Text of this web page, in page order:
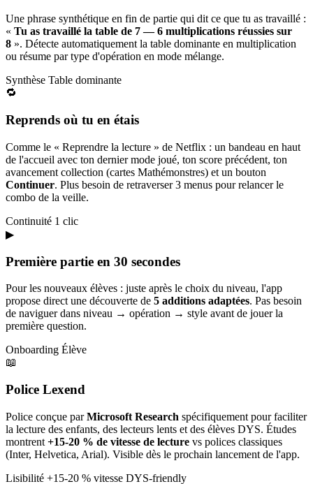
Une phrase synthétique en fin de partie qui dit ce que tu as travaillé :
« Tu as travaillé la table de 7 — 6 multiplications réussies sur
8 ». Détecte automatiquement la table dominante en multiplication
ou résume par type d'opération en mode mélange.
Synthèse Table dominante
🔁
Reprends où tu en étais
Comme le « Reprendre la lecture » de Netflix : un bandeau en haut
de l'accueil avec ton dernier mode joué, ton score précédent, ton
avancement collection (cartes Mathémonstres) et un bouton
Continuer. Plus besoin de retraverser 3 menus pour relancer le
combo de la veille.
Continuité 1 clic
▶
Première partie en 30 secondes
Pour les nouveaux élèves : juste après le choix du niveau, l'app
propose direct une découverte de 5 additions adaptées. Pas besoin
de naviguer dans niveau → opération → style avant de jouer la
première question.
Onboarding Élève
📖
Police Lexend
Police conçue parMicrosoft Research spécifiquement pour faciliter
la lecture des enfants, des lecteurs lents et des élèves DYS. Études
montrent +15-20 % de vitesse de lecture vs polices classiques
(Inter, Helvetica, Arial). Visible dès le prochain lancement de l'app.
Lisibilité +15-20 % vitesse DYS-friendly